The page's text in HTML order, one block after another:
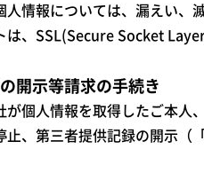
人情報については、漏えい、
は、SSL(Secure Socket
開示等請求の手続き
が個人情報を取得したご本人
止、第三者提供記録の開示（